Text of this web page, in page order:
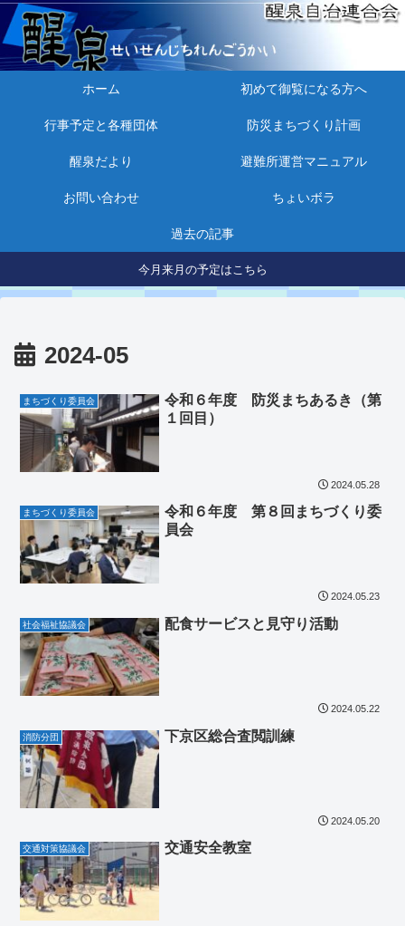
ホーム 初めて御覧になる方へ
行事予定と各種団体 防災まちづくり計画
醒泉だより 避難所運営マニュアル
お問い合わせ ちょいボラ
過去の記事
今月来月の予定はこちら
2024-05
まちづくり委員会
令和６年度 防災まちあるき（第
１回目）
2024.05.28
まちづくり委員会
令和６年度 第８回まちづくり委
員会
2024.05.23
社会福祉協議会 配食サービスと見守り活動
2024.05.22
消防分団 下京区総合査閲訓練
2024.05.20
交通対策協議会 交通安全教室